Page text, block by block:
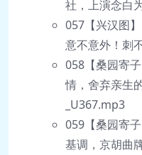
社，上演念白
057【兴汉图
意不意外！刺
058【桑园寄
情，舍弃亲生
_U367.mp3
059【桑园寄
基调，京胡曲